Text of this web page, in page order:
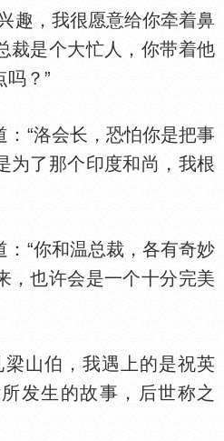
，我很愿意给你牵着鼻
裁是个大忙人，你带着他
吗？”
“洛会长，恐怕你是把事
为了那个印度和尚，我根
“你和温总裁，各有奇妙
，也许会是一个十分完美
山伯，我遇上的是祝英
发生的故事，后世称之